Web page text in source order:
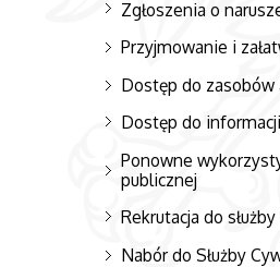
Zgłoszenia o
Przyjmowanie i
Dostęp do zasobów
Dostęp do
Ponowne
publicznej
Rekrutacja do
Nabór do Służby